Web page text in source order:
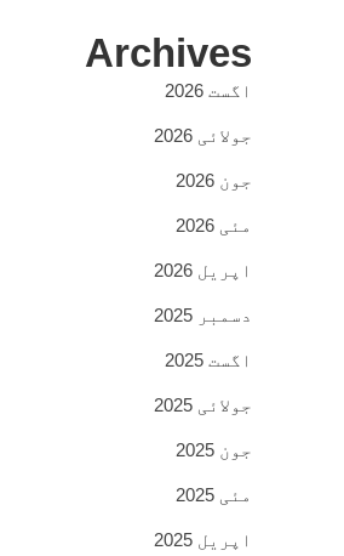
Archives
اگست 2026
جولائی 2026
جون 2026
مئی 2026
اپریل 2026
دسمبر 2025
اگست 2025
جولائی 2025
جون 2025
مئی 2025
اپریل 2025